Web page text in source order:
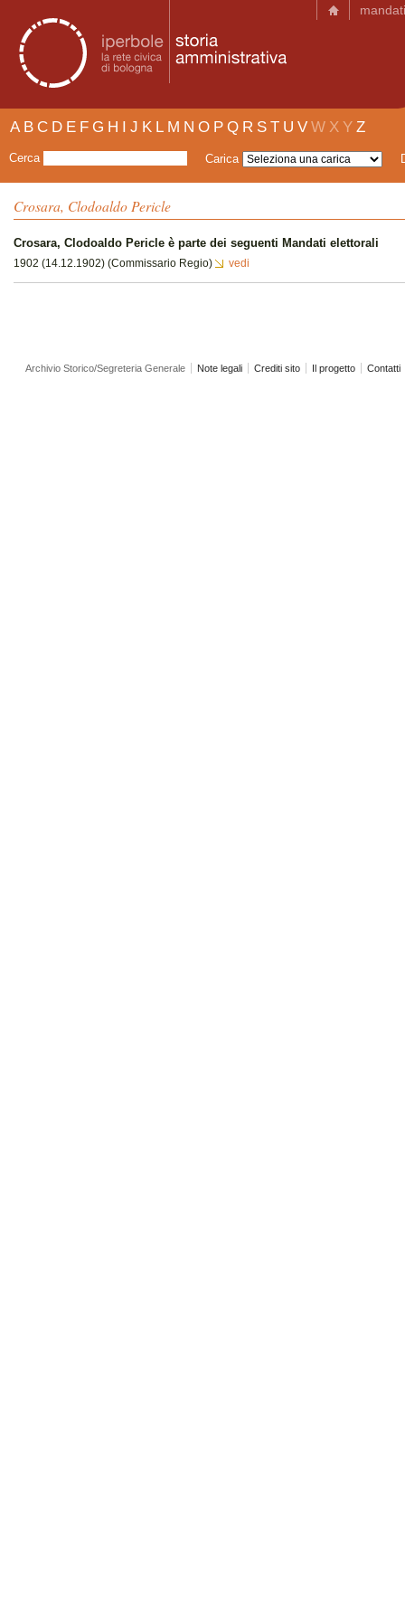
mandati
A B C D E F G H I J K L M N O P Q R S T U V W X Y Z
Cerca Carica
Crosara, Clodoaldo Pericle
Crosara, Clodoaldo Pericle è parte dei seguenti Mandati elettorali
1902 (14.12.1902) (Commissario Regio) vedi
Archivio Storico/Segreteria Generale Note legali Crediti sito Il progetto Contatti